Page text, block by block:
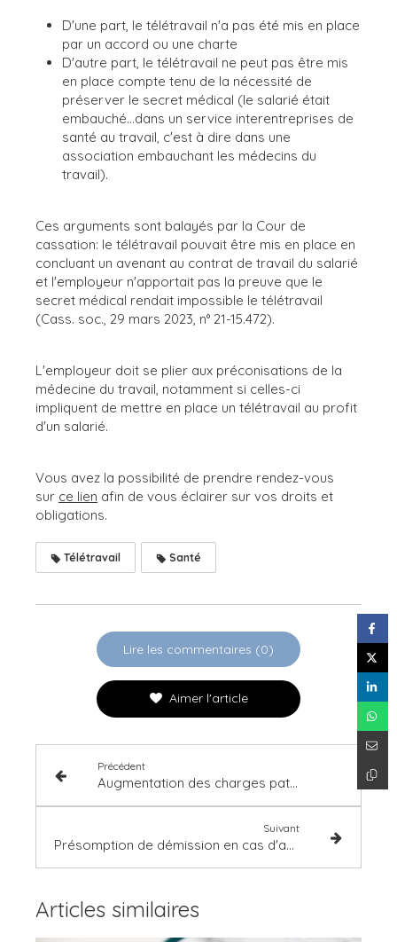
D'une part, le télétravail n'a pas été mis en place
par un accord ou une charte
D'autre part, le télétravail ne peut pas être mis
en place compte tenu de la nécessité de
préserver le secret médical (le salarié était
embauché...dans un service interentreprises de
santé au travail, c'est à dire dans une
association embauchant les médecins du
travail).
Ces arguments sont balayés par la Cour de
cassation: le télétravail pouvait être mis en place en
concluant un avenant au contrat de travail du salarié
et l'employeur n'apportait pas la preuve que le
secret médical rendait impossible le télétravail
(Cass. soc., 29 mars 2023, n° 21-15.472).
L'employeur doit se plier aux préconisations de la
médecine du travail, notamment si celles-ci
impliquent de mettre en place un télétravail au profit
d'un salarié.
Vous avez la possibilité de prendre rendez-vous
sur ce lien afin de vous éclairer sur vos droits et
obligations.
Télétravail Santé
Lire les commentaires (0)
Aimer l'article
Précédent
Augmentation des charges patronales sur les ruptures conventionnelles
Suivant
Présomption de démission en cas d'abandon de poste
Articles similaires